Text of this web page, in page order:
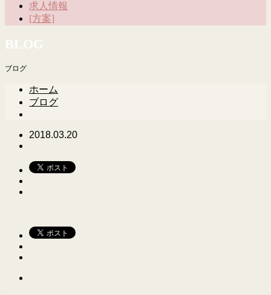
求人情報
[方案]
BLOG
ブログ
ホーム
ブログ
2018.03.20